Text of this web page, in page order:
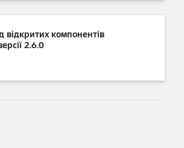
відкритих компонентів
2.6.0